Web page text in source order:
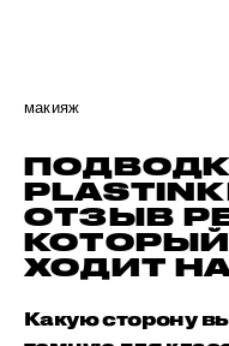
макияж
ОТЗЫВ
ХОДИТ
Какую сторону